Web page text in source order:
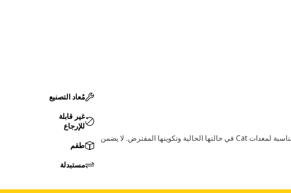
قد تؤدي أي تغييرات في ضبط الشركة المصنعة إلى عدم ملاءمة المنتج لمعدات Cat لديك. يرجى استشارة وكيل Cat لديك قبل الشراء للتأكد من أن هذه القطعة مناسبة لمعدات Cat في حالتها الحالية وتكوينها المفترض. لا يضمن
مُعاد التصنيع
غير قابلة
للإرجاع
طقم
مستبدلة